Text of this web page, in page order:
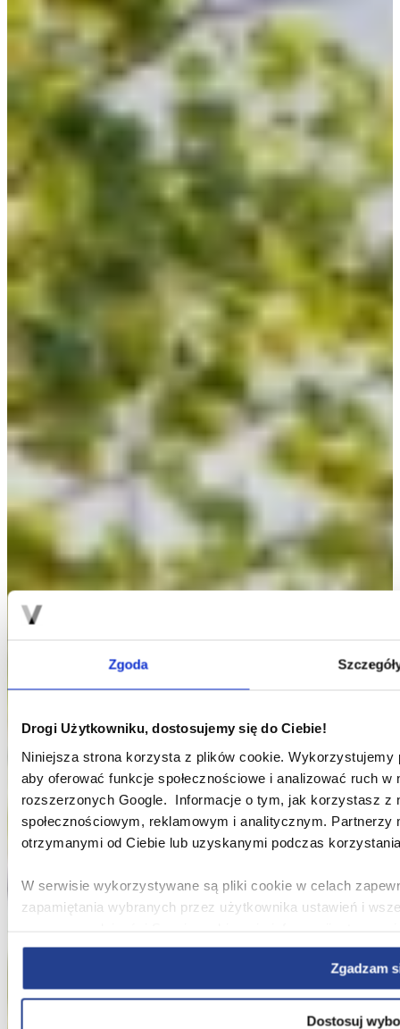
Zgoda
Drogi Użytkowniku, dostosujemy się do Ciebie!
Niniejsza strona korzysta z plików cookie.
aby oferować funkcje społecznościowe i analizować ruch
rozszerzonych Google. Informacje o tym, jak korzystasz z
społecznościowym, reklamowym i analitycznym. Partnerzy
otrzymanymi od Ciebie lub uzyskanymi podczas
W serwisie wykorzystywane są pliki cookie w celach
zapamiętania wybranych przez użytkownika ustawień i
ulepszania Serwisu, dostosowywania działania Serwisu
użytkowania Serwisu oraz w celach marketingowych.
Informacje, w tym dane osobowe, pozyskane w związku z
Zgadzam
Dostosuj